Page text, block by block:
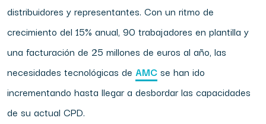
distribuidores y representantes. Con un ritmo de
crecimiento del 15% anual, 90 trabajadores en plantilla y
una facturación de 25 millones de euros al año, las
necesidades tecnológicas de AMCse han ido
incrementando hasta llegar a desbordar las capacidades
de su actual CPD.